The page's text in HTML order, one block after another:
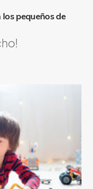
los pequeños de